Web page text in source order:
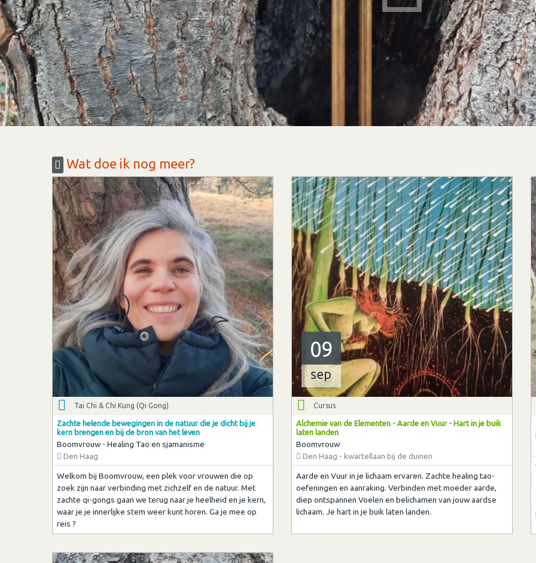
Wat doe ik nog meer?
Tai Chi & Chi Kung (Qi Gong)
Zachte helende bewegingen in de natuur die je dicht bij je
kern brengen en bij de bron van het leven
Boomvrouw - Healing Tao en sjamanisme
Den Haag
Welkom bij Boomvrouw, een plek voor vrouwen die op
zoek zijn naar verbinding met zichzelf en de natuur. Met
zachte qi-gongs gaan we terug naar je heelheid en je kern,
waar je je innerlijke stem weer kunt horen. Ga je mee op
reis ?
09
sep
Cursus
Alchemie van de Elementen - Aarde en Vuur - Hart in je buik
laten landen
Boomvrouw
Den Haag - kwartellaan bij de duinen
Aarde en Vuur in je lichaam ervaren. Zachte healing tao-
oefeningen en aanraking. Verbinden met moeder aarde,
diep ontspannen Voelen en belichamen van jouw aardse
lichaam. Je hart in je buik laten landen.